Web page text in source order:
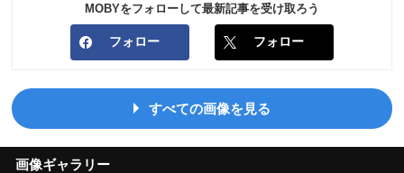
MOBYをフォローして最新記事を受け取ろう
フォロー フォロー
すべての画像を見る
画像ギャラリー